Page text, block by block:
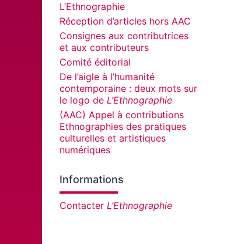
L’Ethnographie
Réception d’articles hors AAC
Consignes aux contributrices
et aux contributeurs
Comité éditorial
De l’aigle à l’humanité
contemporaine : deux mots sur
le logo de L’Ethnographie
(AAC) Appel à contributions
Ethnographies des pratiques
culturelles et artistiques
numériques
Informations
Contacter L’Ethnographie